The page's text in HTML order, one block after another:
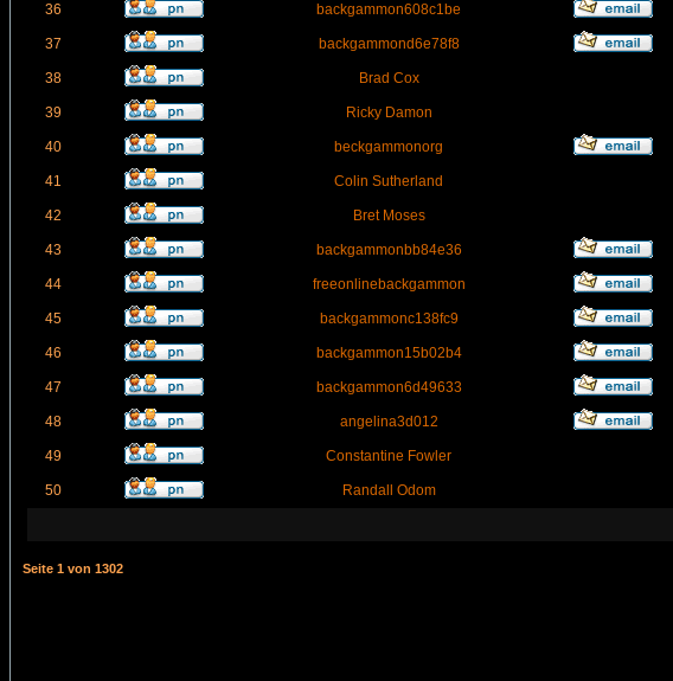
36 backgammon608c1be
37 backgammond6e78f8
38 Brad Cox
39 Ricky Damon
40 beckgammonorg
41 Colin Sutherland
42 Bret Moses
43 backgammonbb84e36
44 freeonlinebackgammon
45 backgammonc138fc9
46 backgammon15b02b4
47 backgammon6d49633
48 angelina3d012
49 Constantine Fowler
50 Randall Odom
Seite 1 von 1302